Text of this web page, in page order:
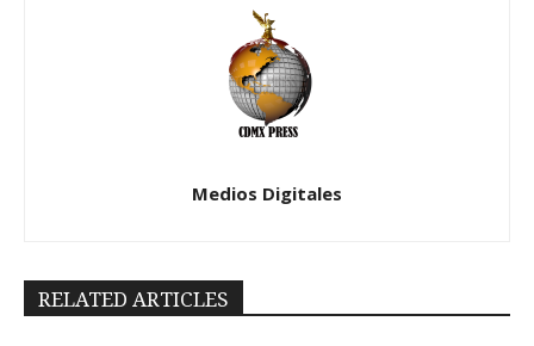
Medios Digitales
RELATED ARTICLES